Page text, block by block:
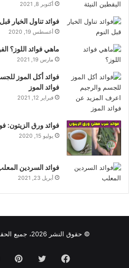
أكتوبر 8, 2021
فوائد تناول الخيار
أغسطس 19, 2020
ماهي فوائد اللوز؟
مارس 19, 2021
فوائد أكل الموز
فوائد الموز
فبراير 12, 2021
فوائد ورق الزيتون:
يوليو 15, 2020
فوائد السردين المعلب: 20 فائدة
أبريل 23, 2021
© حقوق النشر 2026، جميع الحقوق محفوظة |
فيسبوك تويتر